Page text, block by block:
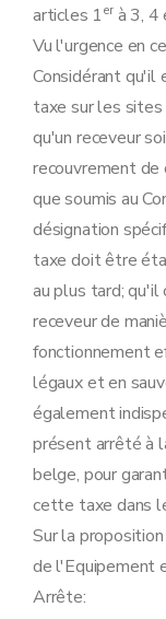
articles 1erà 3, 4
Vu l'urgence en
Considérant qu'il
taxe sur les
qu'un receveur
recouvrement
que soumis au
désignation
taxe doit être
au plus tard; qu'il
receveur de
fonctionnement
légaux et en
également
présent arrêté à
belge, pour
cette taxe dans
Sur la
de l'Equipement
Arrête: